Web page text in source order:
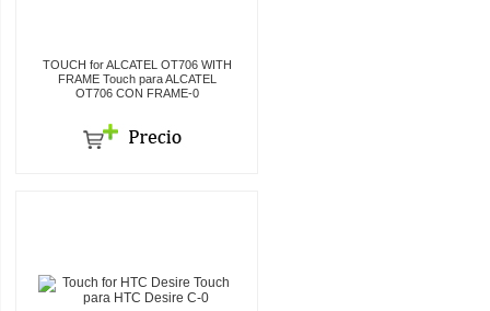
TOUCH for ALCATEL OT706 WITH
FRAME Touch para ALCATEL
OT706 CON FRAME-0